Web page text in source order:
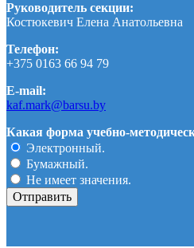
Руководитель секции:
Костюкевич Елена Анатольевна
Телефон:
+375 0163 66 94 79
E-mail:
kaf.mark@barsu.by
Какая форма учебно-
Электронный.
Бумажный.
Не имеет значения.